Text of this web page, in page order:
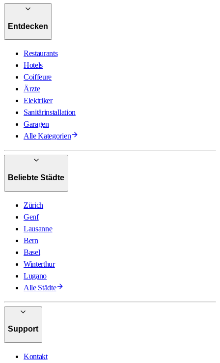
Entdecken
Restaurants
Hotels
Coiffeure
Ärzte
Elektriker
Sanitärinstallation
Garagen
Alle Kategorien
Beliebte Städte
Zürich
Genf
Lausanne
Bern
Basel
Winterthur
Lugano
Alle Städte
Support
Kontakt